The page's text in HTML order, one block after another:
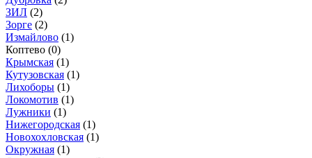
ЗИЛ (2)
Зорге (2)
Измайлово (1)
Коптево (0)
Крымская (1)
Кутузовская (1)
Лихоборы (1)
Локомотив (1)
Лужники (1)
Нижегородская (1)
Новохохловская (1)
Окружная (1)